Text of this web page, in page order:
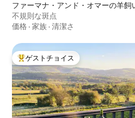
ファーマナ・アンド・オマーの羊飼
不規則な斑点
価格 · 家族 · 清潔さ
大好評のゲストチョイスです。
ゲストチョイス